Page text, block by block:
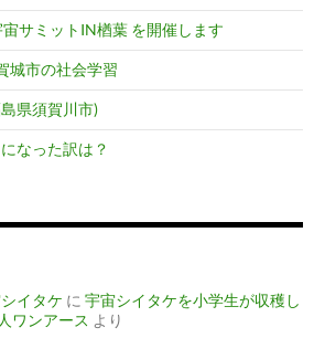
サミットIN楢葉 を開催します
城市の社会学習
県須賀川市)
なった訳は？
イタケ に 宇宙シイタケを小学生が収穫し
ワンアース より